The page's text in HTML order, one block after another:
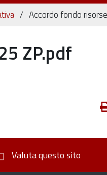
Accordo fondo
ZP.pdf
Valuta questo sito